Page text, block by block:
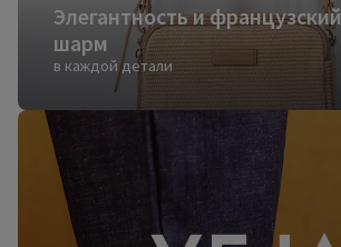
Элегантность и французский
шарм
в каждой детали
Красиво,
удобно